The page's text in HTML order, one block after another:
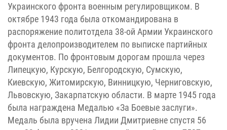
Украинского фронта военным регулировщиком. В
октябре 1943 года была откомандирована в
распоряжение политотдела 38-ой Армии Украинского
фронта делопроизводителем по выписке партийных
документов. По фронтовым дорогам прошла через
Липецкую, Курскую, Белгородскую, Сумскую,
Киевскую, Житомирскую, Винницкую, Черниговскую,
Львовскую, Закарпатскую области. В марте 1945 года
была награждена Медалью «За Боевые заслуги».
Медаль была вручена Лидии Дмитриевне спустя 56